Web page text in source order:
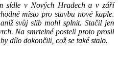
sídle v Nových Hradech a v září
místo pro stavbu nové kaple.
svůj slib mohl splnit. Stačil jen
Na smrtelné posteli proto prosil
dílo dokončili, což se také stalo.